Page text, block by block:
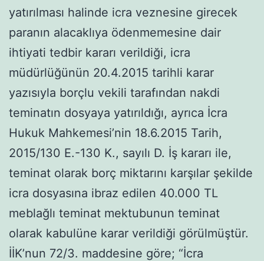
yatırılması halinde icra veznesine girecek
paranın alacaklıya ödenmemesine dair
ihtiyati tedbir kararı verildiği, icra
müdürlüğünün 20.4.2015 tarihli karar
yazısıyla borçlu vekili tarafından nakdi
teminatın dosyaya yatırıldığı, ayrıca İcra
Hukuk Mahkemesi’nin 18.6.2015 Tarih,
2015/130 E.-130 K., sayılı D. İş kararı ile,
teminat olarak borç miktarını karşılar şekilde
icra dosyasına ibraz edilen 40.000 TL
meblağlı teminat mektubunun teminat
olarak kabulüne karar verildiği görülmüştür.
İİK’nun 72/3. maddesine göre; “İcra